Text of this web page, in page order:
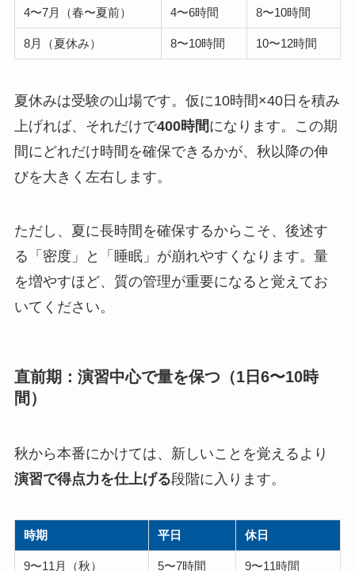
4〜7月（春〜夏前） 4〜6時間 8〜10時間
8月（夏休み） 8〜10時間 10〜12時間
夏休みは受験の山場です。仮に10時間×40日を積み
上げれば、それだけで400時間になります。この期
間にどれだけ時間を確保できるかが、秋以降の伸
びを大きく左右します。
ただし、夏に長時間を確保するからこそ、後述す
る「密度」と「睡眠」が崩れやすくなります。量
を増やすほど、質の管理が重要になると覚えてお
いてください。
直前期：演習中心で量を保つ（1日6〜10時
間）
秋から本番にかけては、新しいことを覚えるより
演習で得点力を仕上げる段階に入ります。
時期 平日 休日
9〜11月（秋） 5〜7時間 9〜11時間